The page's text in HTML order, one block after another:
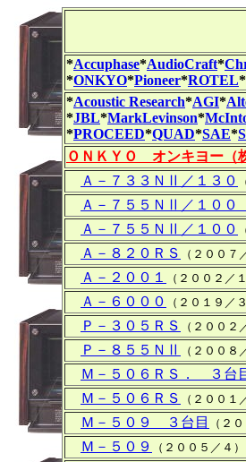
*Accuphase*AudioCraft*
*ONKYO*Pioneer*ROTEL*
*Acoustic Research*AGI*
*JBL*MarkLevinson*
*PROCEED*QUAD*SAE*
ＯＮＫＹＯ オンキヨー（
Ａ－７３３ＮⅡ／１３０
Ａ－７５５ＮⅡ／１００
Ａ－７５５ＮⅡ／１００
Ａ－８２０ＲＳ （２００７
Ａ－２００１ （２００２／
Ａ－６０００
（２０１９／３
Ｐ－３０５ＲＳ （２００２
Ｐ－８５５ＮⅡ （２００８
Ｍ－５０６ＲＳ． ３台
Ｍ－５０６ＲＳ （２００１
Ｍ－５０９ ３台目 （２
Ｍ－５０９ （２００５／４）